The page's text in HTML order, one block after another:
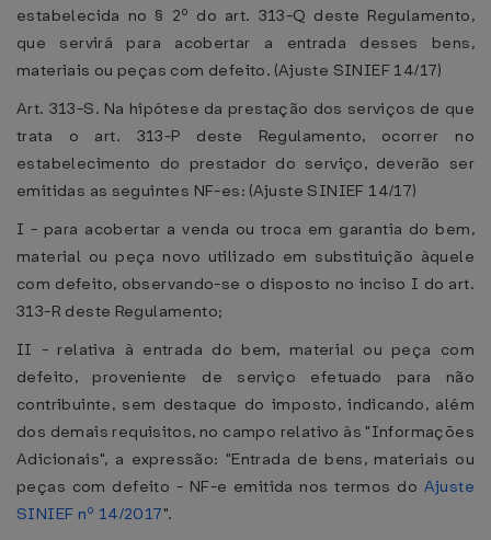
estabelecida no § 2º do art. 313-Q deste Regulamento,
que servirá para acobertar a entrada desses bens,
materiais ou peças com defeito. (Ajuste SINIEF 14/17)
Art. 313-S. Na hipótese da prestação dos serviços de que
trata o art. 313-P deste Regulamento, ocorrer no
estabelecimento do prestador do serviço, deverão ser
emitidas as seguintes NF-es: (Ajuste SINIEF 14/17)
I - para acobertar a venda ou troca em garantia do bem,
material ou peça novo utilizado em substituição àquele
com defeito, observando-se o disposto no inciso I do art.
313-R deste Regulamento;
II - relativa à entrada do bem, material ou peça com
defeito, proveniente de serviço efetuado para não
contribuinte, sem destaque do imposto, indicando, além
dos demais requisitos, no campo relativo às "Informações
Adicionais", a expressão: "Entrada de bens, materiais ou
peças com defeito - NF-e emitida nos termos do Ajuste
SINIEF nº 14/2017".